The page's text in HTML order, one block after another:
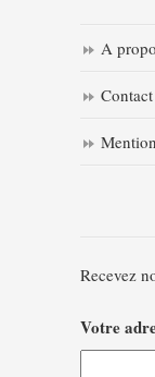
A
Contact
Recevez
Votre